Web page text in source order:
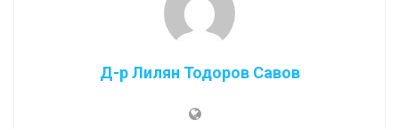
Д-р Лилян Тодоров Савов